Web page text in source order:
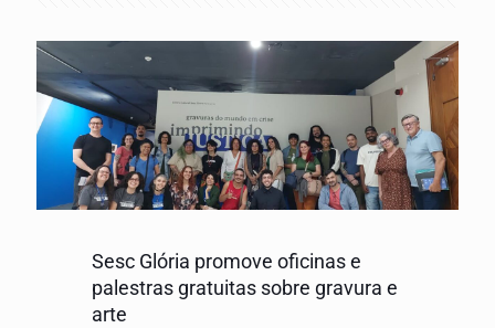
Sesc Glória promove oficinas e
palestras gratuitas sobre gravura e
arte